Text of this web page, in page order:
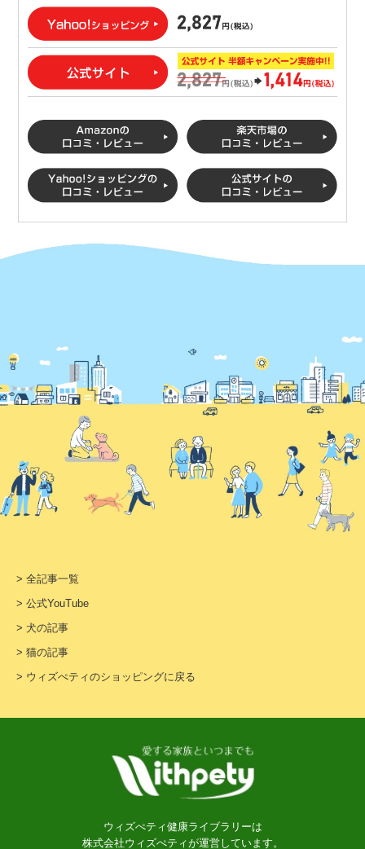
> 全記事一覧
> 公式YouTube
> 犬の記事
> 猫の記事
> ウィズぺティのショッピングに戻る
ウィズぺティ健康ライブラリーは
株式会社ウィズぺティが運営しています。